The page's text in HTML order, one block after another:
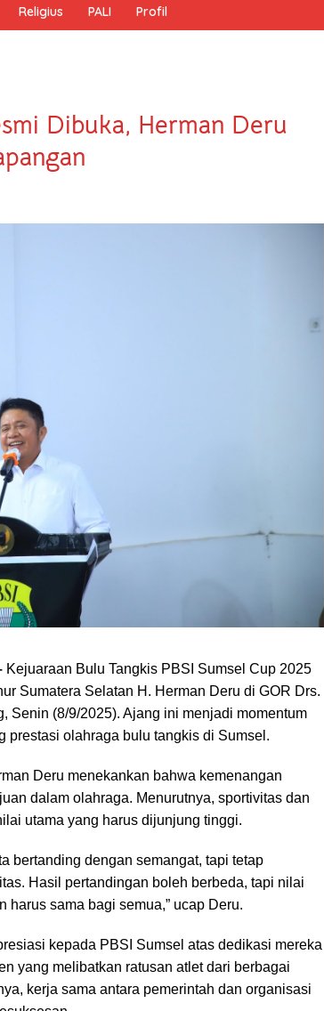
Religius PALI Profil
Dibuka, Herman Deru
Kejuaraan Bulu Tangkis PBSI Sumsel Cup 2025
Sumatera Selatan H. Herman Deru di GOR Drs.
Senin (8/9/2025). Ajang ini menjadi momentum
prestasi olahraga bulu tangkis di Sumsel.
Deru menekankan bahwa kemenangan
dalam olahraga. Menurutnya, sportivitas dan
utama yang harus dijunjung tinggi.
bertanding dengan semangat, tapi tetap
Hasil pertandingan boleh berbeda, tapi nilai
harus sama bagi semua,” ucap Deru.
kepada PBSI Sumsel atas dedikasi mereka
yang melibatkan ratusan atlet dari berbagai
kerja sama antara pemerintah dan organisasi